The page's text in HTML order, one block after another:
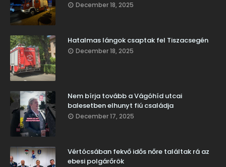
December 18, 2025
Hatalmas lángok csaptak fel Tiszacsegén
December 18, 2025
Nem bírja tovább a Vágóhíd utcai
balesetben elhunyt fiú családja
December 17, 2025
Vértócsában fekvő idős nőre találtak rá az
ebesi polgárőrök